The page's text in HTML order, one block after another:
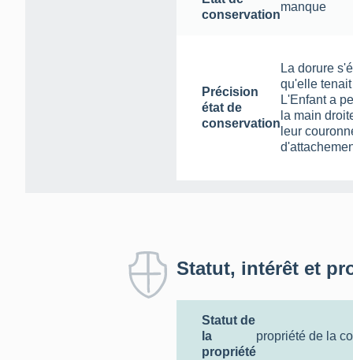
conservation
manque
Précision
état de
conservation
La dorure
qu'elle
L'Enfant a
la main
leur
Statut, intérêt et
Statut de
la
propriété
propriété de la